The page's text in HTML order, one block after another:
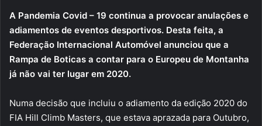
A Pandemia Covid – 19 continua a provocar anulações e
adiamentos de eventos desportivos. Desta feita, a
Federação Internacional Automóvel anunciou que a
Rampa de Boticas a contar para o Europeu de Montanha
já não vai ter lugar em 2020.
Numa decisão que incluiu o adiamento da edição 2020 do
FIA Hill Climb Masters, que estava aprazada para Outubro,